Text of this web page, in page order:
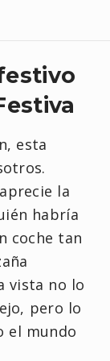
esta
la
habría
coche tan
vista no lo
pero lo
el mundo